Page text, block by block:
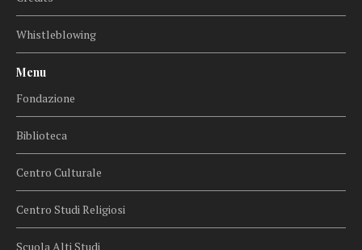
Whistleblowing
Menu
Fondazione
Biblioteca
Centro Culturale
Centro Studi Religiosi
Scuola Alti Studi